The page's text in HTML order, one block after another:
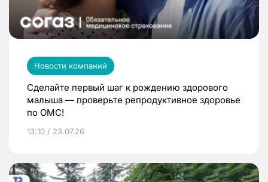
Новости компаний
Сделайте первый шаг к рождению здорового
малыша — проверьте репродуктивное здоровье
по ОМС!
13:10 / 23.07.26